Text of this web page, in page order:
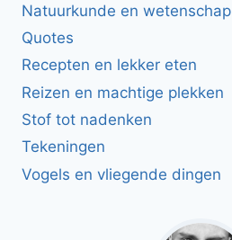
Natuurkunde en wetenschap
Quotes
Recepten en lekker eten
Reizen en machtige plekken
Stof tot nadenken
Tekeningen
Vogels en vliegende dingen